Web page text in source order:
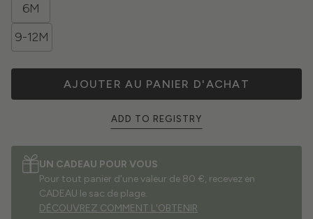
6M
9-12M
AJOUTER AU PANIER D'ACHAT
ADD TO REGISTRY
UN CADEAU POUR VOUS
Pour tout panier d'une valeur de 80 €, recevez en
CADEAU le sac de plage.
DÉCOUVREZ COMMENT L'OBTENIR